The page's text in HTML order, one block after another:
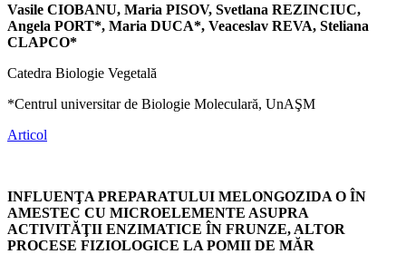
Vasile CIOBANU, Maria PISOV, Svetlana REZINCIUC,
Angela PORT*, Maria DUCA*, Veaceslav REVA, Steliana
CLAPCO*
Catedra Biologie Vegetală
*Centrul universitar de Biologie Moleculară, UnAŞM
Articol
INFLUENŢA PREPARATULUI MELONGOZIDA O ÎN
AMESTEC CU MICROELEMENTE ASUPRA
ACTIVITĂŢII ENZIMATICE ÎN FRUNZE, ALTOR
PROCESE FIZIOLOGICE LA POMII DE MĂR